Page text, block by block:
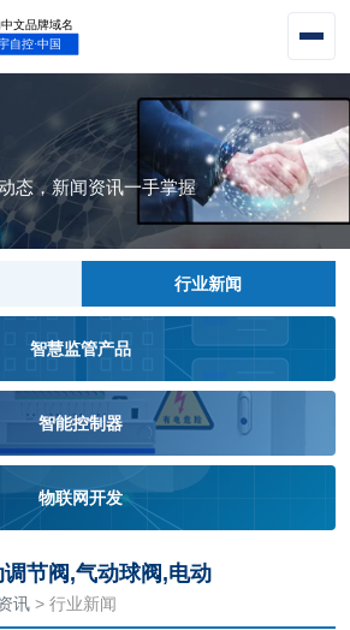
态，新闻资讯一手掌握
行业新闻
智慧监管产品
智能控制器
物联网开发
节阀,气动球阀,电动
讯 > 行业新闻